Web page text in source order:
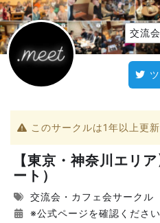
交流
このサークルは1年以上更
【東京・神奈川エリ
ート）
交流会・カフェ会サークル
※公式ページを確認ください